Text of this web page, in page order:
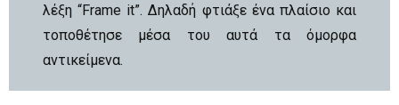
λέξη “Frame it”. Δηλαδή φτιάξε ένα πλαίσιο και
τοποθέτησε μέσα του αυτά τα όμορφα
αντικείμενα.